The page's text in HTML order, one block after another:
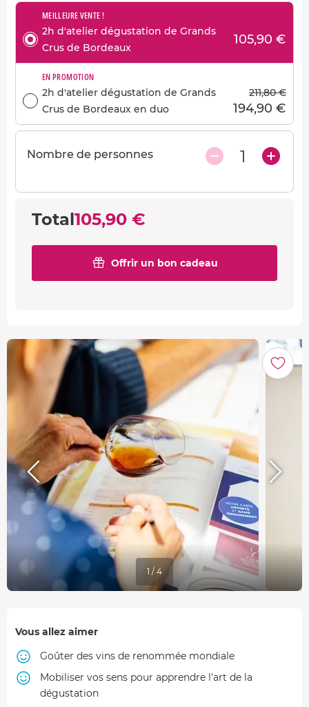
MEILLEURE VENTE !
2h d'atelier dégustation de Grands
Crus de Bordeaux
105,90 €
EN PROMOTION
2h d'atelier dégustation de Grands
Crus de Bordeaux en duo
211,80 €
194,90 €
Nombre de personnes 1
Total105,90 €
Offrir un bon cadeau
1 / 4
Vous allez aimer
Goûter des vins de renommée mondiale
Mobiliser vos sens pour apprendre l'art de la
dégustation